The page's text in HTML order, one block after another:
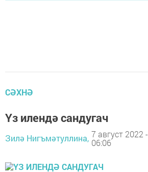
СӘХНӘ
Үз илендә сандугач
Зилә Нигъмәтуллина, 7 август 2022 -
06:06